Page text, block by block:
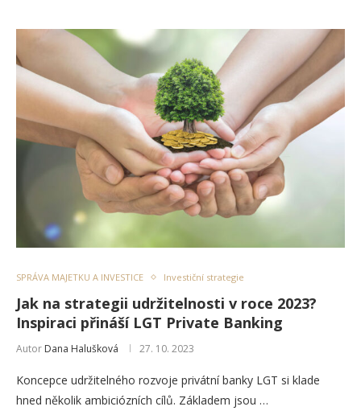
SPRÁVA MAJETKU A INVESTICE Investiční strategie
Jak na strategii udržitelnosti v roce 2023?
Inspiraci přináší LGT Private Banking
Autor Dana Halušková 27. 10. 2023
Koncepce udržitelného rozvoje privátní banky LGT si klade
hned několik ambiciózních cílů. Základem jsou …